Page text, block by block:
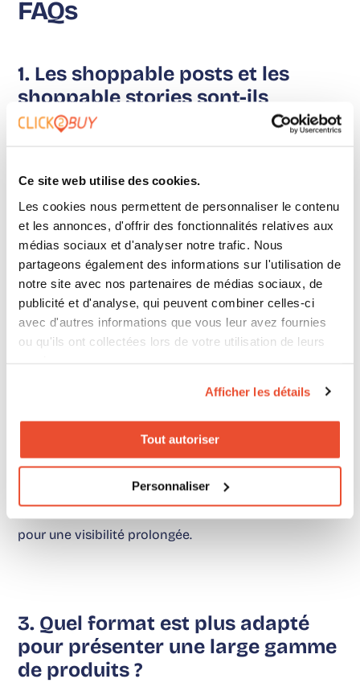
Ce site web utilise des cookies.
Les cookies nous permettent de personnaliser le contenu
et les annonces, d'offrir des fonctionnalités relatives aux
médias sociaux et d'analyser notre trafic. Nous
partageons également des informations sur l'utilisation de
notre site avec nos partenaires de médias sociaux, de
publicité et d'analyse, qui peuvent combiner celles-ci
avec d'autres informations que vous leur avez fournies
ou qu'ils ont collectées lors de votre utilisation de leurs
Afficher les détails
Tout autoriser
Personnaliser
FAQs
1. Les shoppable posts et les
shoppable stories sont-ils
compatibles avec toutes les
Oui, les shoppable posts et les shoppable stories sont
compatibles avec la plupart des principales
plateformes de médias sociaux, y compris Instagram,
Facebook, Snapchat et Pinterest.
2. Les shoppable stories peuvent-
par les utilisateurs ?
Non, les shoppable stories sont éphémères par
conception et disparaissent généralement après 24
heures. Cependant, les marques peuvent les
sauvegarder en tant que « highlights » sur leur profil
pour une visibilité prolongée.
3. Quel format est plus adapté
pour présenter une large gamme
de produits ?